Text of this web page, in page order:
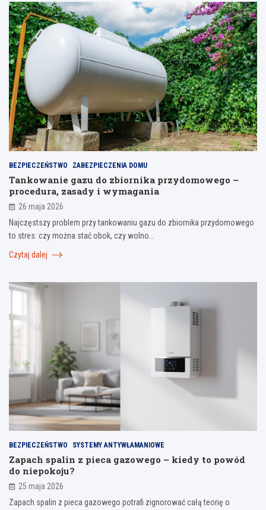
BEZPIECZEŃSTWO ZABEZPIECZENIA DOMU
Tankowanie gazu do zbiornika przydomowego –
procedura, zasady i wymagania
26 maja 2026
Najczęstszy problem przy tankowaniu gazu do zbiornika przydomowego
to stres: czy można stać obok, czy wolno…
Czytaj dalej
BEZPIECZEŃSTWO SYSTEMY ANTYWŁAMANIOWE
Zapach spalin z pieca gazowego – kiedy to powód
do niepokoju?
25 maja 2026
Zapach spalin z pieca gazowego potrafi zignorować całą teorię o